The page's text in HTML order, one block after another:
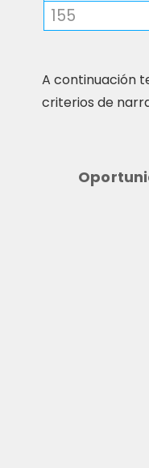
155
A continuación
criterios de